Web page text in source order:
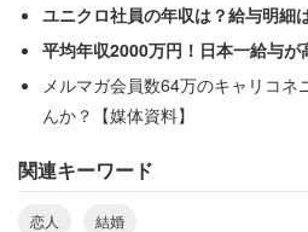
また、回答者のうち既婚女性の
ートナーを『理想の結婚相手』
努力をした事があるか」を聞い
したように、理想の結婚相手に
多いようだ。
ユニクロ社員の年収は？給与明細
平均年収2000万円！日本一給与が
メルマガ会員数64万のキャリコ
んか？【媒体資料】
関連キーワード
恋人 結婚